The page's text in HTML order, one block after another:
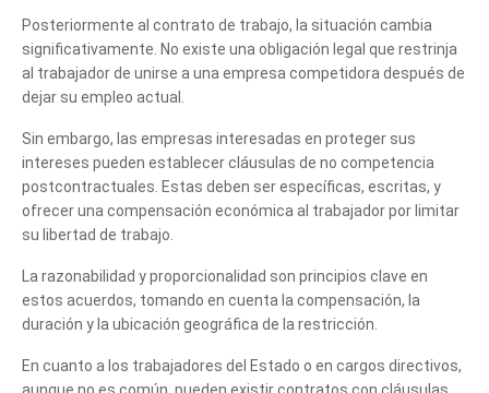
Posteriormente al contrato de trabajo, la situación cambia
significativamente. No existe una obligación legal que restrinja
al trabajador de unirse a una empresa competidora después de
dejar su empleo actual.
Sin embargo, las empresas interesadas en proteger sus
intereses pueden establecer cláusulas de no competencia
postcontractuales. Estas deben ser específicas, escritas, y
ofrecer una compensación económica al trabajador por limitar
su libertad de trabajo.
La razonabilidad y proporcionalidad son principios clave en
estos acuerdos, tomando en cuenta la compensación, la
duración y la ubicación geográfica de la restricción.
En cuanto a los trabajadores del Estado o en cargos directivos,
aunque no es común, pueden existir contratos con cláusulas